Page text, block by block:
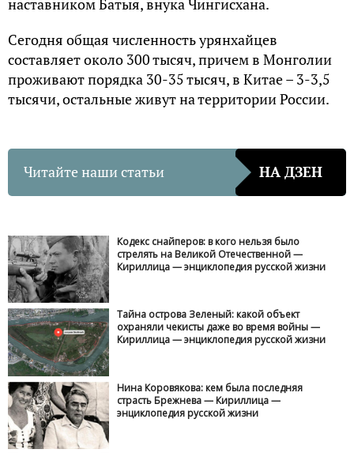
Сегодня общая численность урянхайцев
составляет около 300 тысяч, причем в Монголии
проживают порядка 30-35 тысяч, в Китае – 3-3,5
тысячи, остальные живут на территории России.
Читайте наши статьи НА ДЗЕН
Кодекс снайперов: в кого нельзя было
стрелять на Великой Отечественной —
Кириллица — энциклопедия русской жизни
Тайна острова Зеленый: какой объект
охраняли чекисты даже во время войны —
Кириллица — энциклопедия русской жизни
Нина Коровякова: кем была последняя
страсть Брежнева — Кириллица —
энциклопедия русской жизни